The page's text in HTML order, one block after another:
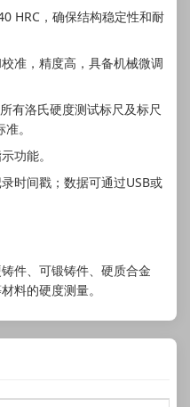
HRC，确保结构稳定性和耐
准，精度高，具备机械微调
有洛氏硬度测试标尺及标尺
。
功能。
时间戳；数据可通过USB或
件、可锻铸件、硬质合金
料的硬度测量。